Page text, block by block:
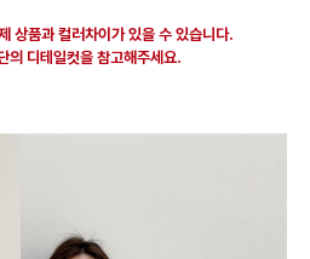
상품과 컬러차이가 있을 수 있습니다.
의 디테일컷을 참고해주세요.